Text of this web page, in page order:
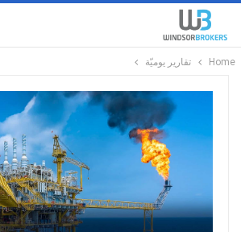
Home تقارير يوميّة